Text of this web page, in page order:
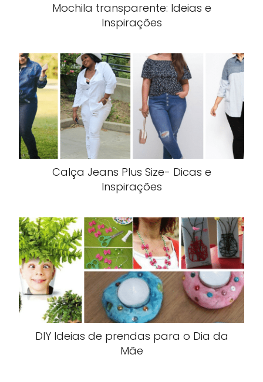
Mochila transparente: Ideias e
Inspirações
Calça Jeans Plus Size- Dicas e
Inspirações
DIY Ideias de prendas para o Dia da
Mãe